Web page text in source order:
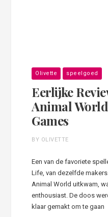
Olivette speelgoed
Eerlijke
Animal
Games
BY OLIVETTE
Een van de favoriete
Life, van dezelfde
Animal World uitkwam,
enthousiast. De doos
klaar gemakt om te gaan